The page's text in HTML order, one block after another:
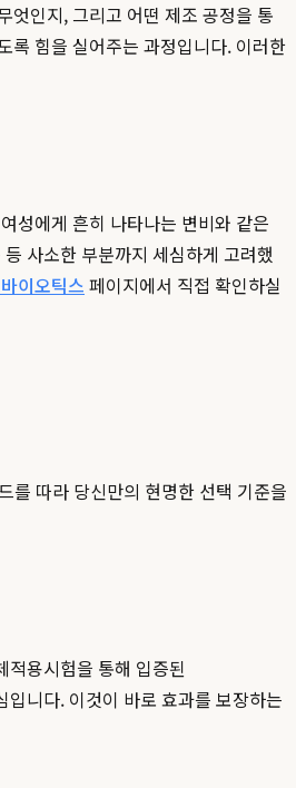
엇인지, 그리고 어떤 제조 공정을 통
록 힘을 실어주는 과정입니다. 이러한
성에게 흔히 나타나는 변비와 같은
사소한 부분까지 세심하게 고려했
이오틱스 페이지에서 직접 확인하실
를 따라 당신만의 현명한 선택 기준을
용시험을 통해 입증된
니다. 이것이 바로 효과를 보장하는